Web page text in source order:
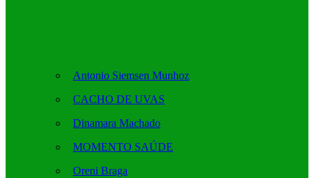
Antonio Siemsen Munhoz
CACHO DE UVAS
Dinamara Machado
MOMENTO SAÚDE
Oreni Braga